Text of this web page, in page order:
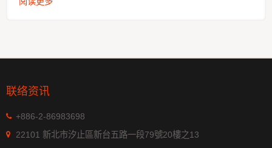
联络资讯
+886-2-86983698
22101 新北市汐止區新台五路一段79號20樓之13